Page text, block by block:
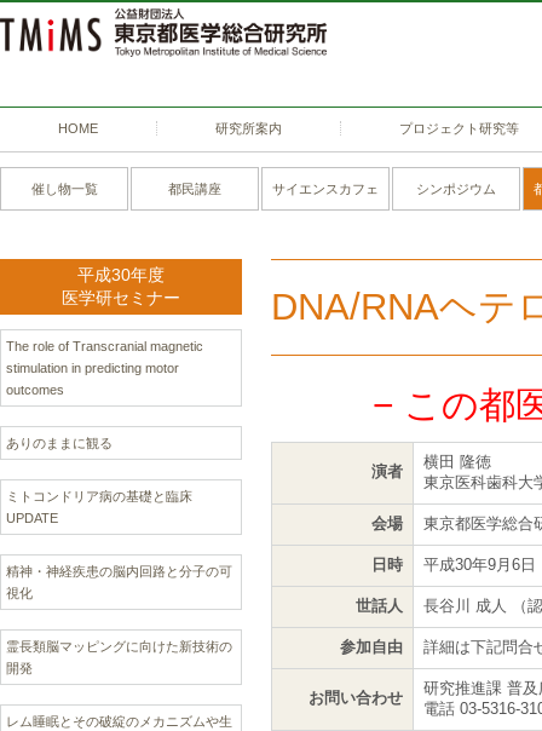
HOME 研究所案内 プロジェクト研究等
催し物一覧 都民講座 サイエンスカフェ シンポジウム
平成30年度
医学研セミナー
The role of Transcranial magnetic
stimulation in predicting motor
outcomes
ありのままに観る
ミトコンドリア病の基礎と臨床
UPDATE
精神・神経疾患の脳内回路と分子の可
視化
霊長類脳マッピングに向けた新技術の
開発
レム睡眠とその破綻のメカニズムや生
DNA/RNAヘテ
− この都
演者
横田 隆徳
東京医科歯科大
会場 東京都医学総合
日時 平成30年9月6日
世話人 長谷川 成人 （
参加自由 詳細は下記問合
お問い合わせ
研究推進課 普及
電話 03-5316-